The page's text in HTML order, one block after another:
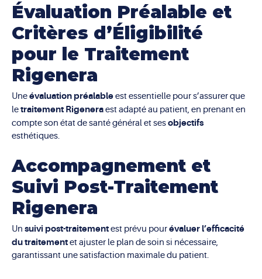
Évaluation Préalable et
Critères d’Éligibilité
pour le Traitement
Rigenera
Uneévaluation préalableest essentielle pour s’assurer que
letraitement Rigeneraest adapté au patient, en prenant en
compte son état de santé général et sesobjectifs
esthétiques.
Accompagnement et
Suivi Post-Traitement
Rigenera
Un suivi post-traitementest prévu pourévaluer l’efficacité
du traitementet ajuster le plan de soin si nécessaire,
garantissant une satisfaction maximale du patient.